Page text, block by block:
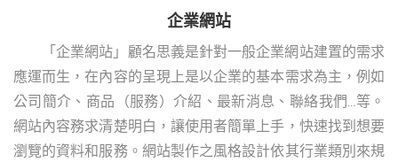
企業網站
「企業網站」顧名思義是針對一般企業網站建置的需求
應運而生，在內容的呈現上是以企業的基本需求為主，例如
公司簡介、商品（服務）介紹、最新消息、聯絡我們…等。
網站內容務求清楚明白，讓使用者簡單上手，快速找到想要
瀏覽的資料和服務。網站製作之風格設計依其行業類別來規